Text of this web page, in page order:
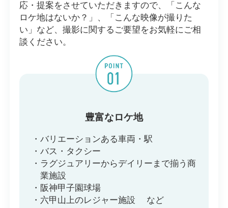
応・提案をさせていただきますので、
「こんな
ロケ地はないか？」
、
「こんな映像が撮りた
い」 など、撮影に関するご要望をお気軽にご相
談ください。
豊富なロケ地
バリエーションある車両・駅
バス・タクシー
ラグジュアリーからデイリーまで揃う商
業施設
阪神甲子園球場
六甲山上のレジャー施設 など